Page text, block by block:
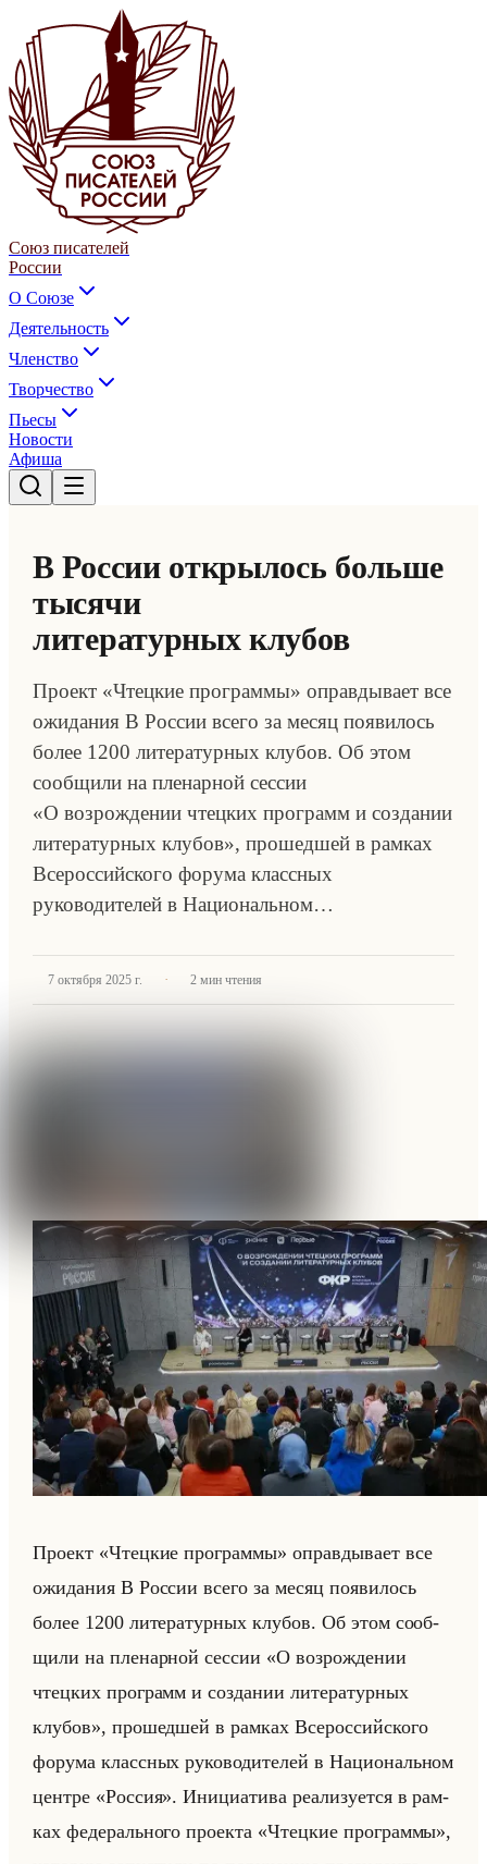
Союз писателей
России
О Союзе
Деятельность
Членство
Творчество
Пьесы
Новости
Афиша
В России открылось больше
тысячи
литературных клубов
Проект «Чтецкие программы» оправдывает все
ожидания В России всего за месяц появилось
более 1200 литературных клубов. Об этом
сообщили на пленарной сессии
«О возрождении чтецких программ и создании
литературных клубов», прошедшей в рамках
Всероссийского форума классных
руководителей в Национальном…
7 октября 2025 г. · 2 мин чтения
Про­ект «Чтецкие программы» оправ­ды­ва­ет все
ожи­да­ния В Рос­сии всего за месяц по­яви­лось
более 1200 ли­те­ра­тур­ных клу­бов. Об этом со­об­
щи­ли на пле­нар­ной сес­сии «О возрождении
чтецких программ и создании литературных
клубов», про­шед­шей в рам­ках Все­рос­сийско­го
фо­ру­ма класс­ных ру­ко­во­ди­те­лей в На­ци­ональном
цен­тре «Россия». Ини­ци­ати­ва ре­али­зу­ет­ся в рам­
ках фе­де­рально­го про­ек­та «Чтецкие программы»,